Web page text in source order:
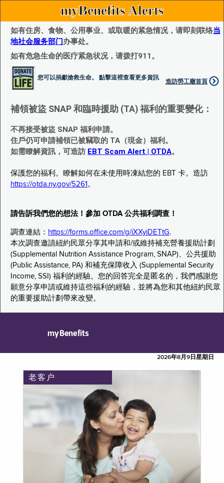
myBenefits Alerts
如有住房、食物、公用事业、或取暖的紧急情况，请即刻联络当
地社会服务部门办事处。
如有危急生命的医疗紧急状况，请拨打911。
您可以捐獻搶救生命。 點擊這裡查看更多資訊
造訪勞工廰首頁
補領被盜 SNAP 和臨時援助 (TA) 福利的重要變化：
不再接受被盜 SNAP 福利申請。
住戶仍可申請補領已被竊取的 TA（現金）福利。
如需瞭解資訊，可造訪 EBT Scam Alert | OTDA。
保護您的福利。瞭解如何在未使用時凍結您的 EBT 卡。造訪
https://otda.ny.gov/5261 。
請告訴我們您的想法！參加 OTDA 公共福利調查！
調查連結： https://forms.office.com/g/iXXyiDETtG.
本次調查邀請紐約民眾分享其申請和/或維持補充營養援助計劃
(Supplemental Nutrition Assistance Program, SNAP)、公共援助
(Public Assistance, PA) 和補充保障收入 (Supplemental Security
Income, SSI) 福利的經驗。您的回答完全是匿名的，我們感謝您
願意分享申請或維持這些福利的經驗，並將為您和其他紐約民眾
的重要援助計劃帶來改變。
myBenefits
2026年8月9日星期日
老客户